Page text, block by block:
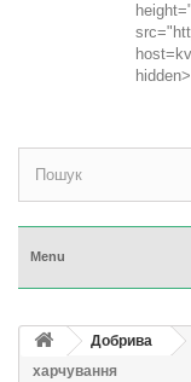
Menu
Добрива
харчування